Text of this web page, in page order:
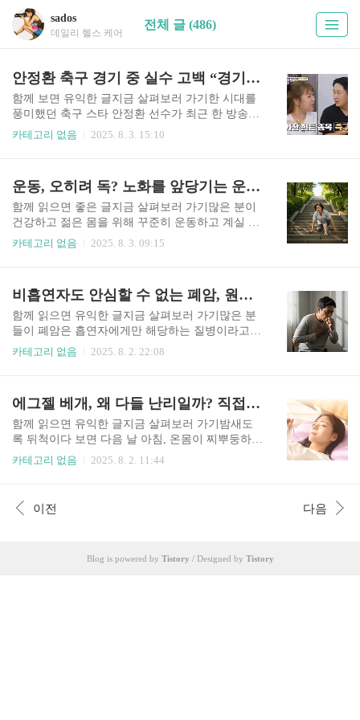
sados
데일리 헬스 케어
전체 글 (486)
안정환 축구 경기 중 실수 고백 “경기 도중 대변을 한적 있어" 왜? 가보자
함께 보면 유익한 글지금 살펴보러 가기한 시대를
풍미했던 축구 스타 안정환 선수가 최근 한 방송에
서 경기 도중 겪었던 황당한 경험을 고백해 화제가
중에?" 하며 놀라셨을 텐데요. 하지만 운동선수, 특
히 강도 높은 유산소 운동을 하는 선수들에게 이런
생리적인 급한 현상은 생각보다 흔하게 일어나는
일입니다.오늘은 안정환 선수의 고백을 통해 스포
츠 의학적인 관점에서 왜 이런 일이 발생하는지, 그
류 재분배와 장의 스트레스운동 중 갑작스러운 배
변 충동은 주로 '운동 ..
카테고리 없음 2025. 8. 3. 15:10
운동, 오히려 독? 노화를 앞당기는 운동 습관 3가지!
함께 읽으면 좋은 글지금 살펴보러 가기많은 분이
건강하고 젊은 몸을 위해 꾸준히 운동하고 계실 겁
니다. 하지만 혹시, 지금 하고 있는 운동이 오히려
화를 가속할 수 있다고 경고합니다.오늘은 의학적
관점에서 노화를 부추기는 흔하지만 위험한 운동
습관 세 가지를 상세히 알아보고, 현명한 운동법으
로 젊고 건강한 삶을 유지하는 방법을 제시해 드립
니다.1. 충분한 회복 없는 과도한 운동: 몸속 시한
동을 통해 근육이 손상되고 회복하는 과정을 거치
며 성장합니다.이때 충분한..
카테고리 없음 2025. 8. 3. 09:15
비흡연자도 안심할 수 없는 폐암, 원인과 예방법을 심층 분석
함께 읽으면 유익한 글지금 살펴보러 가기많은 분
들이 폐암은 흡연자에게만 해당하는 질병이라고
생각합니다. 하지만 놀랍게도 최근 비흡연자, 특히
요. 그렇다면 비흡연자 폐암은 왜 늘고 있으며, 우
리는 어떻게 예방할 수 있을까요? 의학 전문가의
관점에서 그 원인과 예방법을 상세히 알아보겠습
니다.1. 간과할 수 없는 비흡연 폐암의 주요 원인들
비흡연자 폐암은 단순히 운이 나빠서 발생하는 것
생활 속에 숨겨진 다양한 위험 요소들이 복합적으
로 작용하여 폐에 악영향을 미칩니다. 주요 원인으
카테고리 없음 2025. 8. 2. 22:08
에그젤 베개, 왜 다들 난리일까? 직접 써본 리얼 후기와 구매 가이드
함께 읽으면 유익한 글지금 살펴보러 가기밤새도
록 뒤척이다 보면 다음 날 아침, 온몸이 찌뿌둥하고
개운하지 않은 경우가 많죠. 저 역시 잠자리에 대한
인 커뮤니티에서 폭발적인 인기를 끌고 있는 에그
젤 베개를 접하게 되었고, '과연 그렇게 좋을까?' 하
극찬하는 이 에그젤 베개, 과연 그 명성만큼 특별할
카테고리 없음 2025. 8. 2. 11:44
이전 다음
Blog is powered by Tistory / Designed by Tistory